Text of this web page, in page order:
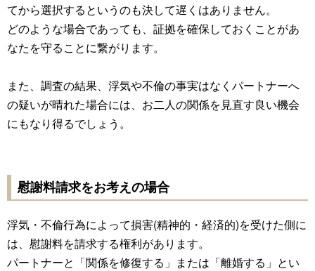
てから選択するというのも決して遅くはありません。
どのような場合であっても、証拠を確保しておくことがあ
なたを守ることに繋がります。
また、調査の結果、浮気や不倫の事実はなくパートナーへ
の疑いが晴れた場合には、お二人の関係を見直す良い機会
にもなり得るでしょう。
慰謝料請求をお考えの場合
浮気・不倫行為によって損害(精神的・経済的)を受けた側に
は、慰謝料を請求する権利があります。
パートナーと「関係を修復する」または「離婚する」とい